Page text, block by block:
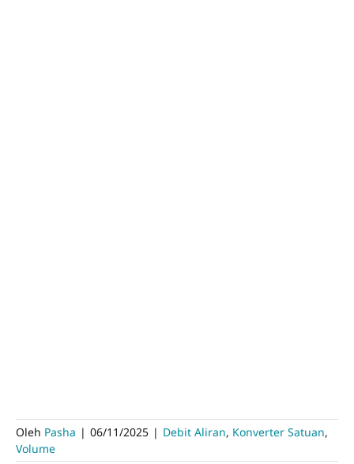
Oleh Pasha | 06/11/2025 | Debit Aliran, Konverter Satuan,
Volume